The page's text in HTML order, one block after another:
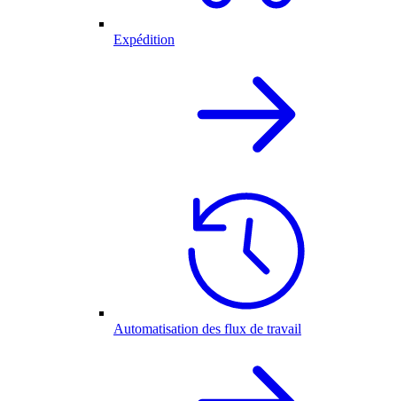
Expédition
Automatisation des flux de travail